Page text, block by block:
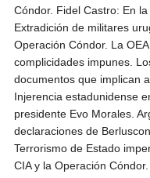
Cóndor. Fidel Castro: En
Extradición de militares
Operación Cóndor. La
complicidades impunes.
documentos que implican
Injerencia estadunidense
presidente Evo Morales.
declaraciones de
Terrorismo de Estado
CIA y la Operación